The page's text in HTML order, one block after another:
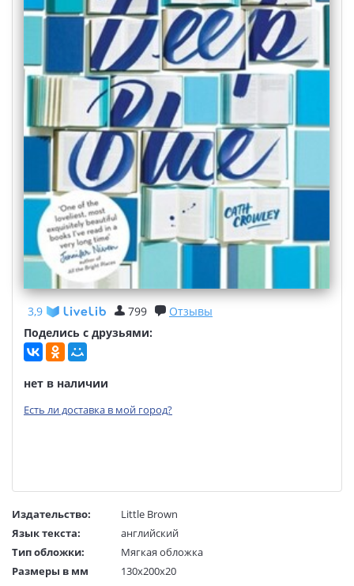
3,9 799
Отзывы
Поделись с друзьями:
нет в наличии
Есть ли доставка в мой город?
Издательство:
Little Brown
Язык текста:
английский
Тип обложки:
Мягкая обложка
Размеры в мм
130x200x20